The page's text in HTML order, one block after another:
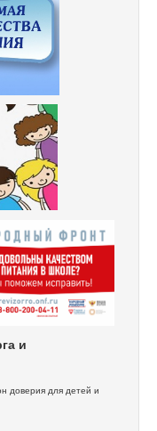
и
доверия для детей и